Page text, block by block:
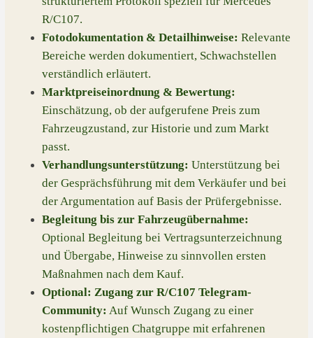
R/C107.
Fotodokumentation & Detailhinweise: Relevante
Bereiche werden dokumentiert, Schwachstellen
verständlich erläutert.
Marktpreiseinordnung & Bewertung:
Einschätzung, ob der aufgerufene Preis zum
Fahrzeugzustand, zur Historie und zum Markt
passt.
Verhandlungsunterstützung: Unterstützung bei
der Gesprächsführung mit dem Verkäufer und bei
der Argumentation auf Basis der Prüfergebnisse.
Begleitung bis zur Fahrzeugübernahme:
Optional Begleitung bei Vertragsunterzeichnung
und Übergabe, Hinweise zu sinnvollen ersten
Maßnahmen nach dem Kauf.
Optional: Zugang zur R/C107 Telegram-
Community: Auf Wunsch Zugang zu einer
kostenpflichtigen Chatgruppe mit erfahrenen